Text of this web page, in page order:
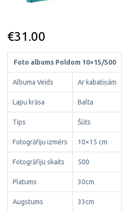
€31.00
Foto albums Poldom 10×15/500
Albuma Veids Ar kabatiņām
Lapu krāsa Balta
Tips Šūts
Fotogrāfiju izmērs 10×15 cm
Fotogrāfiju skaits 500
Platums 30cm
Augstums 33cm